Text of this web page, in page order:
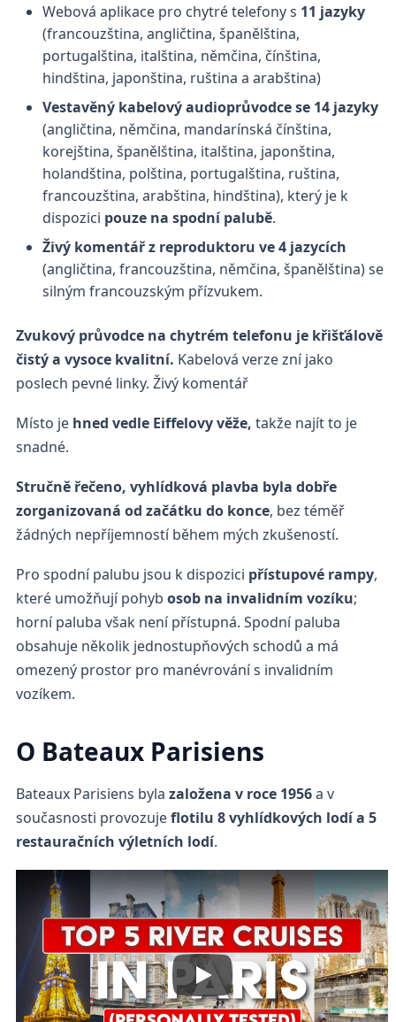
Webová aplikace pro chytré telefony s 11 jazyky
(francouzština, angličtina, španělština,
portugalština, italština, němčina, čínština,
hindština, japonština, ruština a arabština)
Vestavěný kabelový audioprůvodce se 14 jazyky
(angličtina, němčina, mandarínská čínština,
korejština, španělština, italština, japonština,
holandština, polština, portugalština, ruština,
francouzština, arabština, hindština), který je k
dispozici pouze na spodní palubě.
Živý komentář z reproduktoru ve 4 jazycích
(angličtina, francouzština, němčina, španělština) se
silným francouzským přízvukem.
Zvukový průvodce na chytrém telefonu je křišťálově
čistý a vysoce kvalitní. Kabelová verze zní jako
poslech pevné linky. Živý komentář
Místo je hned vedle Eiffelovy věže, takže najít to je
snadné.
Stručně řečeno, vyhlídková plavba byla dobře
zorganizovaná od začátku do konce, bez téměř
žádných nepříjemností během mých zkušeností.
Pro spodní palubu jsou k dispozici přístupové rampy,
které umožňují pohyb osob na invalidním vozíku;
horní paluba však není přístupná. Spodní paluba
obsahuje několik jednostupňových schodů a má
omezený prostor pro manévrování s invalidním
vozíkem.
O Bateaux Parisiens
Bateaux Parisiens byla založena v roce 1956a v
současnosti provozujeflotilu 8 vyhlídkových lodí a 5
restauračních výletních lodí.